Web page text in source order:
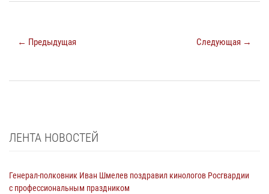
← Предыдущая Следующая →
ЛЕНТА НОВОСТЕЙ
Генерал-полковник Иван Шмелев поздравил кинологов Росгвардии
с профессиональным праздником